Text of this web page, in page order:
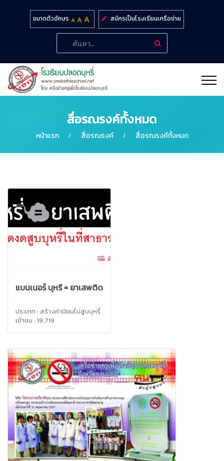
ขนาดตัวอักษร สมัครเป็นโรงเรียนเครือข่าย
สื่อรณรงค์ทั้งหมด
หน้าแรก สื่อรณรงค์ สื่อรณรงค์ทั้งหมด
แบนเนอร์ บุหรี่ = ยาเสพติด
ประเภท : สร้างค่านิยมไม่สูบบุหรี่
เข้าชม : 19,719